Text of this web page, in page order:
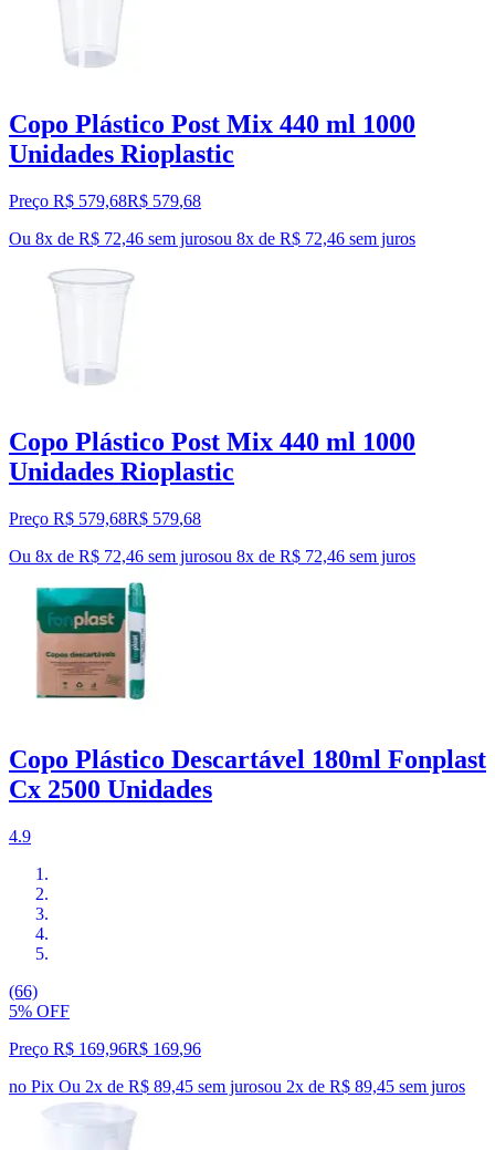
Copo Plástico Post Mix 440 ml 1000
Unidades Rioplastic
Preço R$ 579,68R$ 579,68
Ou 8x de R$ 72,46 sem jurosou 8x de R$ 72,46 sem juros
Copo Plástico Post Mix 440 ml 1000
Unidades Rioplastic
Preço R$ 579,68R$ 579,68
Ou 8x de R$ 72,46 sem jurosou 8x de R$ 72,46 sem juros
Copo Plástico Descartável 180ml Fonplast
Cx 2500 Unidades
4.9
(66)
5% OFF
Preço R$ 169,96R$ 169,96
no Pix Ou 2x de R$ 89,45 sem jurosou 2x de R$ 89,45 sem juros